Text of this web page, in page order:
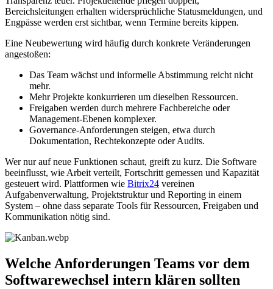
Bereichsleitungen erhalten widersprüchliche Statusmeldungen, und
Engpässe werden erst sichtbar, wenn Termine bereits kippen.
Eine Neubewertung wird häufig durch konkrete Veränderungen
angestoßen:
Das Team wächst und informelle Abstimmung reicht nicht
mehr.
Mehr Projekte konkurrieren um dieselben Ressourcen.
Freigaben werden durch mehrere Fachbereiche oder
Management-Ebenen komplexer.
Governance-Anforderungen steigen, etwa durch
Dokumentation, Rechtekonzepte oder Audits.
Wer nur auf neue Funktionen schaut, greift zu kurz. Die Software
beeinflusst, wie Arbeit verteilt, Fortschritt gemessen und Kapazität
gesteuert wird. Plattformen wie Bitrix24 vereinen
Aufgabenverwaltung, Projektstruktur und Reporting in einem
System – ohne dass separate Tools für Ressourcen, Freigaben und
Kommunikation nötig sind.
Welche Anforderungen Teams vor dem
Softwarewechsel intern klären sollten